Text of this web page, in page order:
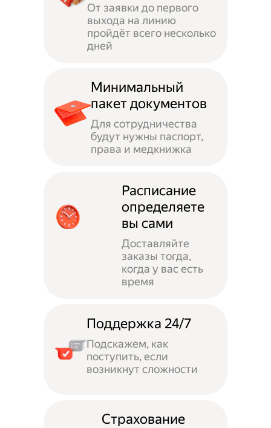
От заявки до первого
выхода на линию
пройдёт всего несколько
дней
Минимальный
пакет документов
Для сотрудничества
будут нужны паспорт,
права и медкнижка
Расписание
определяете
вы сами
Доставляйте
заказы тогда,
когда у вас есть
время
Поддержка 24/7
Подскажем, как
поступить, если
возникнут сложности
Страхование